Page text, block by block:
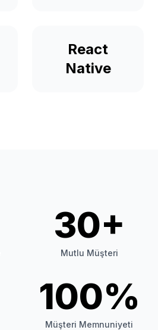
React
Native
30+
Mutlu Müşteri
100%
Müşteri Memnuniyeti